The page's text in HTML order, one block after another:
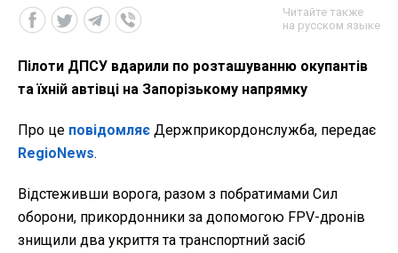
Читайте также
на русском языке
Пілоти ДПСУ вдарили по розташуванню окупантів
та їхній автівці на Запорізькому напрямку
Про це повідомляє Держприкордонслужба, передає
RegioNews.
Відстеживши ворога, разом з побратимами Сил
оборони, прикордонники за допомогою FPV-дронів
знищили два укриття та транспортний засіб